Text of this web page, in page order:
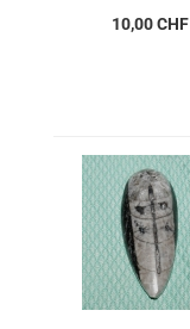
10,00 CHF